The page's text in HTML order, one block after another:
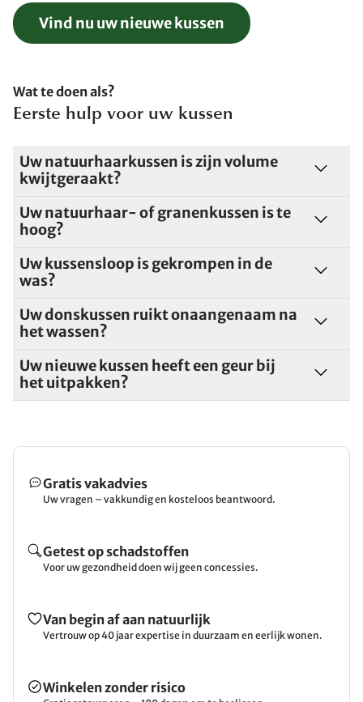
Vind nu uw nieuwe kussen
Wat te doen als?
Eerste hulp voor uw kussen
Uw natuurhaarkussen is zijn volume
kwijtgeraakt?
Uw natuurhaar- of granenkussen is te
hoog?
Uw kussensloop is gekrompen in de
was?
Uw donskussen ruikt onaangenaam na
het wassen?
Uw nieuwe kussen heeft een geur bij
het uitpakken?
Gratis vakadvies
Uw vragen – vakkundig en kosteloos beantwoord.
Getest op schadstoffen
Voor uw gezondheid doen wij geen concessies.
Van begin af aan natuurlijk
Vertrouw op 40 jaar expertise in duurzaam en eerlijk wonen.
Winkelen zonder risico